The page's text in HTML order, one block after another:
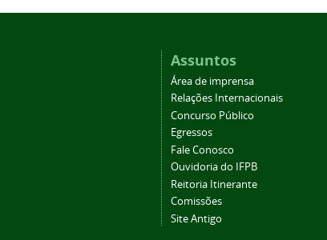
Assuntos
Área de imprensa
Relações Internacionais
Concurso Público
Egressos
Fale Conosco
Ouvidoria do IFPB
Reitoria Itinerante
Comissões
Site Antigo